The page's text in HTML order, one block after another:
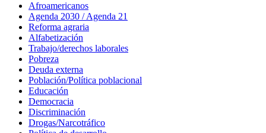
Afroamericanos
Agenda 2030 / Agenda 21
Reforma agraria
Alfabetización
Trabajo/derechos laborales
Pobreza
Deuda externa
Población/Política poblacional
Educación
Democracia
Discriminación
Drogas/Narcotráfico